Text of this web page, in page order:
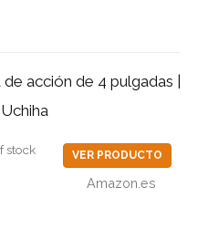
acción de 4 pulgadas |
stock VER PRODUCTO
Amazon.es